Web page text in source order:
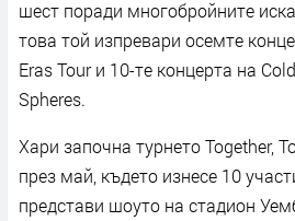
шест поради многобройните
това той изпревари осемте
Eras Tour и 10-те концерта на
Spheres.
Хари започна турнето Together,
през май, където изнесе 10
представи шоуто на стадион